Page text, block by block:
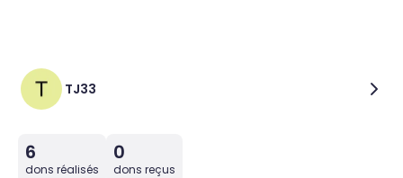
TJ33
6
dons réalisés
0
dons reçus